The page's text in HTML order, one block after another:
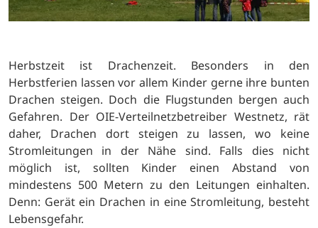
Herbstzeit ist Drachenzeit. Besonders in den
Herbstferien lassen vor allem Kinder gerne ihre bunten
Drachen steigen. Doch die Flugstunden bergen auch
Gefahren. Der OIE-Verteilnetzbetreiber Westnetz, rät
daher, Drachen dort steigen zu lassen, wo keine
Stromleitungen in der Nähe sind. Falls dies nicht
möglich ist, sollten Kinder einen Abstand von
mindestens 500 Metern zu den Leitungen einhalten.
Denn: Gerät ein Drachen in eine Stromleitung, besteht
Lebensgefahr.